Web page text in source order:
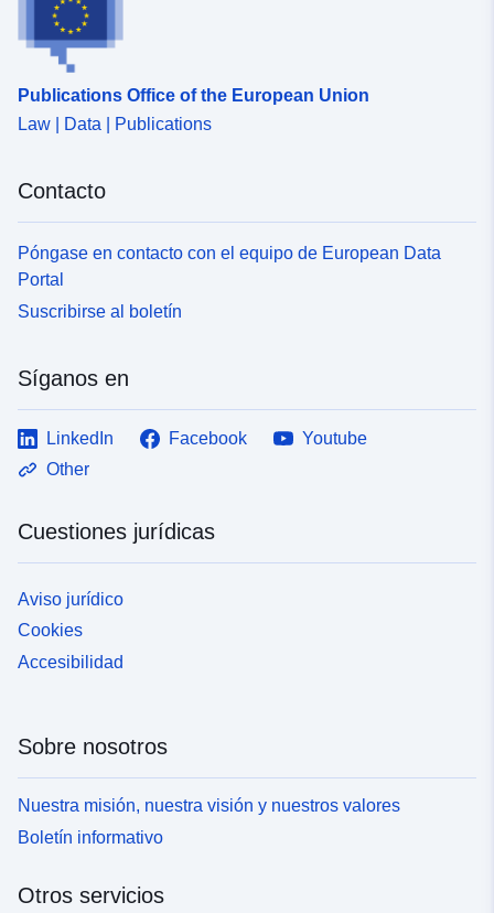
Publications Office of the European Union
Law | Data | Publications
Contacto
Póngase en contacto con el equipo de European Data
Portal
Suscribirse al boletín
Síganos en
LinkedIn Facebook
Youtube
Other
Cuestiones jurídicas
Aviso jurídico
Cookies
Accesibilidad
Sobre nosotros
Nuestra misión, nuestra visión y nuestros valores
Boletín informativo
Otros servicios